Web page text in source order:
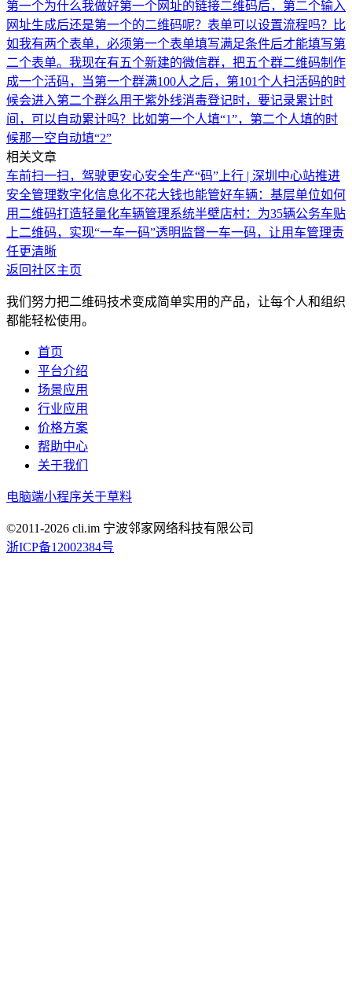
第一个为什么我做好第一个网址的链接二维码后，第二个输入
网址生成后还是第一个的二维码呢？ 表单可以设置流程吗？比
如我有两个表单，必须第一个表单填写满足条件后才能填写第
二个表单。 我现在有五个新建的微信群，把五个群二维码制作
成一个活码，当第一个群满100人之后，第101个人扫活码的时
候会进入第二个群么用于紫外线消毒登记时，要记录累计时
间，可以自动累计吗？比如第一个人填“1”，第二个人填的时
候那一空自动填“2”
相关文章
车前扫一扫，驾驶更安心安全生产“码”上行 | 深圳中心站推进
安全管理数字化信息化不花大钱也能管好车辆：基层单位如何
用二维码打造轻量化车辆管理系统半壁店村：为35辆公务车贴
上二维码，实现“一车一码”透明监督一车一码，让用车管理责
任更清晰
返回社区主页
我们努力把二维码技术变成简单实用的产品，让每个人和组织
都能轻松使用。
首页
平台介绍
场景应用
行业应用
价格方案
帮助中心
关于我们
电脑端小程序关于草料
©2011-2026 cli.im 宁波邻家网络科技有限公司
浙ICP备12002384号